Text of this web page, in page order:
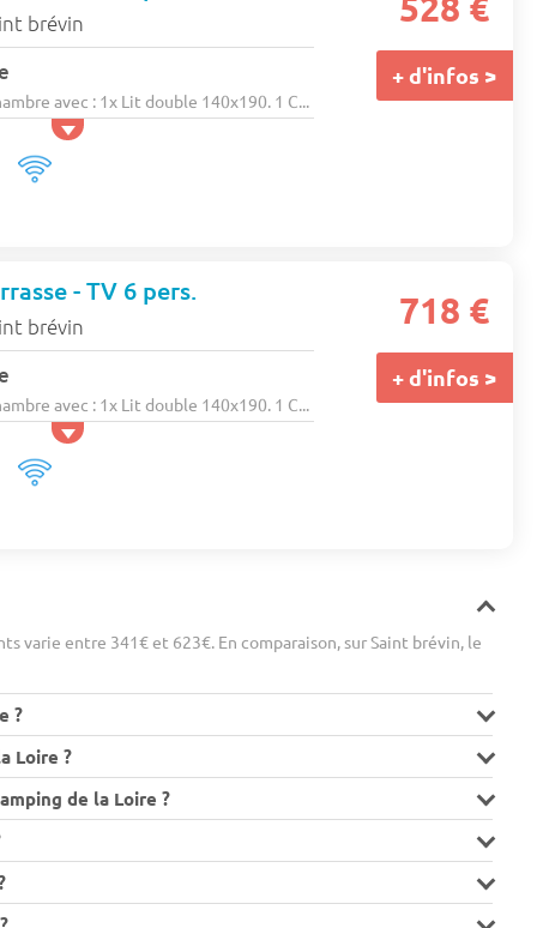
brévin
avec : 1x Lit double 140x190. 1 C...
+ d'infos >
- TV 6 pers.
brévin
avec : 1x Lit double 140x190. 1 C...
718 €
+ d'infos >
varie entre 341€ et 623€. En comparaison, sur Saint brévin, le
?
Loire ?
de la Loire ?